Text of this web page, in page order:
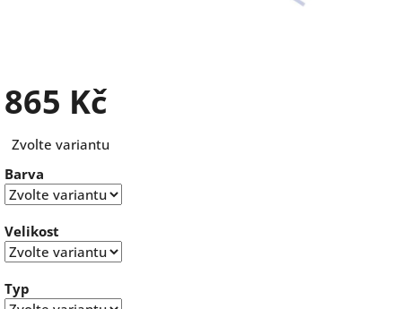
865 Kč
cena:
Zvolte variantu
Barva
Velikost
Typ